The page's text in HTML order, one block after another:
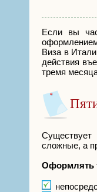
Если вы
Виза в
действия
тремя
Существует
сложные, а
Оформлять